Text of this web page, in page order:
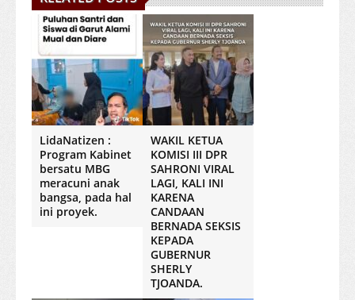
LidaNatizen :
Program Kabinet
bersatu MBG
meracuni anak
bangsa, pada hal
ini proyek.
WAKIL KETUA
KOMISI III DPR
SAHRONI VIRAL
LAGI, KALI INI
KARENA
CANDAAN
BERNADA SEKSIS
KEPADA
GUBERNUR
SHERLY
TJOANDA.